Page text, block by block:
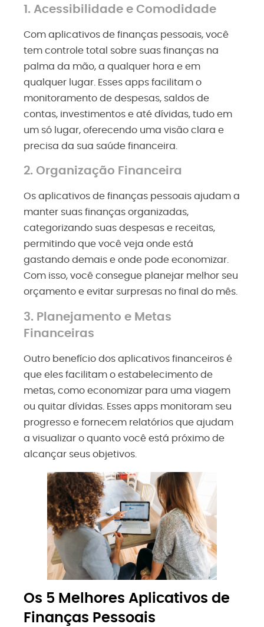
1. Acessibilidade e Comodidade
Com aplicativos de finanças pessoais, você
tem controle total sobre suas finanças na
palma da mão, a qualquer hora e em
qualquer lugar. Esses apps facilitam o
monitoramento de despesas, saldos de
contas, investimentos e até dívidas, tudo em
um só lugar, oferecendo uma visão clara e
precisa da sua saúde financeira.
2. Organização Financeira
Os aplicativos de finanças pessoais ajudam a
manter suas finanças organizadas,
categorizando suas despesas e receitas,
permitindo que você veja onde está
gastando demais e onde pode economizar.
Com isso, você consegue planejar melhor seu
orçamento e evitar surpresas no final do mês.
3. Planejamento e Metas
Financeiras
Outro benefício dos aplicativos financeiros é
que eles facilitam o estabelecimento de
metas, como economizar para uma viagem
ou quitar dívidas. Esses apps monitoram seu
progresso e fornecem relatórios que ajudam
a visualizar o quanto você está próximo de
alcançar seus objetivos.
Os 5 Melhores Aplicativos de
Finanças Pessoais